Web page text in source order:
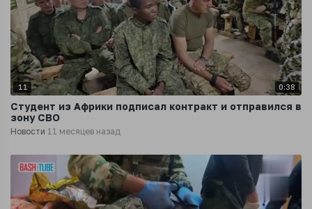
11 0:38
Студент из Африки подписал контракт и отправился в
зону СВО
Новости 11 месяцев назад